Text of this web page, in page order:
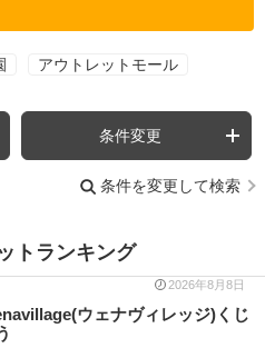
アウトレットモール
条件変更
条件を変更して検索
トランキング
2026年8月8日
ウェナヴィレッジ)くじ